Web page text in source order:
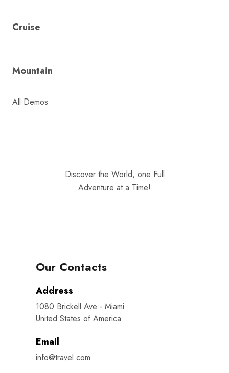
Cruise
Mountain
All Demos
Discover the World, one Full
Adventure at a Time!
Our Contacts
Address
1080 Brickell Ave - Miami
United States of America
Email
info@travel.com